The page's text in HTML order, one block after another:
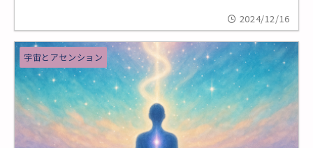
2024/12/16
宇宙とアセンション